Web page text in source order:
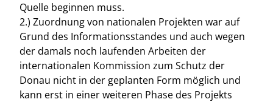
Quelle beginnen muss.
2.) Zuordnung von nationalen Projekten war auf
Grund des Informationsstandes und auch wegen
der damals noch laufenden Arbeiten der
internationalen Kommission zum Schutz der
Donau nicht in der geplanten Form möglich und
kann erst in einer weiteren Phase des Projekts